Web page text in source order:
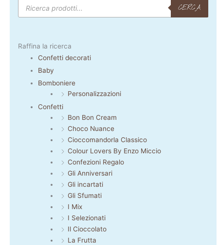
search
CERCA
Raffina la ricerca
Confetti decorati
Baby
Bomboniere
Personalizzazioni
Confetti
Bon Bon Cream
Choco Nuance
Cioccomandorla Classico
Colour Lovers By Enzo Miccio
Confezioni Regalo
Gli Anniversari
Gli incartati
Gli Sfumati
I Mix
I Selezionati
Il Cioccolato
La Frutta